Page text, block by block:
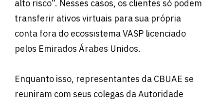
alto risco”. Nesses casos, os clientes só podem
transferir ativos virtuais para sua própria
conta fora do ecossistema VASP licenciado
pelos Emirados Árabes Unidos.
Enquanto isso, representantes da CBUAE se
reuniram com seus colegas da Autoridade